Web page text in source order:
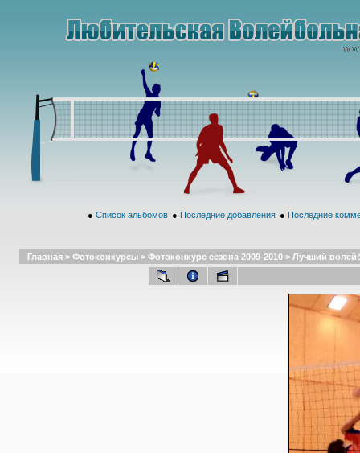
● Список альбомов ● Последние добавления ● Последние
Главная > Фотоконкурсы > Фотоконкурс сезона 2009-2010 > Лучший